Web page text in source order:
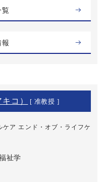
覧
報
コ） [ 准教授 ]
ア エンド・オブ・ライフケ
祉学